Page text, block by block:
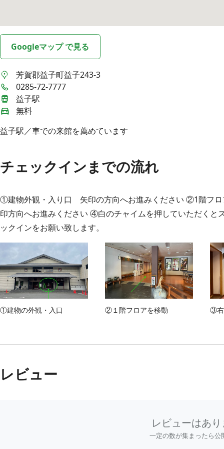
Googleマップ で見る
芳賀郡益子町益子243-3
0285-72-7777
益子駅
無料
益子駅／車での来館を薦めています
チェックインまでの流れ
①建物外観・入り口 矢印の方向へお進みください ②1階フ
印方向へお進みください ④白のチャイムを押していただく
ックインをお願い致します。
①建物の外観・入口 ②１階フロアを移動 ③右
レビュー
レビューはあ
一定の数が集まったら公